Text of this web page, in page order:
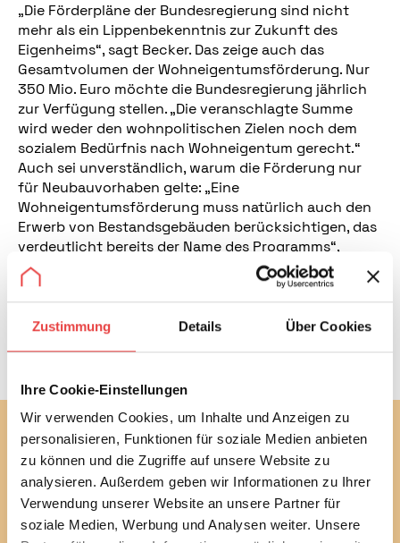
Zustimmung Details Über Cookies
Ihre Cookie-Einstellungen
Wir verwenden Cookies, um Inhalte und Anzeigen zu
personalisieren, Funktionen für soziale Medien anbieten
zu können und die Zugriffe auf unsere Website zu
analysieren. Außerdem geben wir Informationen zu Ihrer
Verwendung unserer Website an unsere Partner für
soziale Medien, Werbung und Analysen weiter. Unsere
„Die Förderpläne der Bundesregierung sind nicht
mehr als ein Lippenbekenntnis zur Zukunft des
Eigenheims“, sagt Becker. Das zeige auch das
Gesamtvolumen der Wohneigentumsförderung. Nur
350 Mio. Euro möchte die Bundesregierung jährlich
zur Verfügung stellen. „Die veranschlagte Summe
wird weder den wohnpolitischen Zielen noch dem
sozialem Bedürfnis nach Wohneigentum gerecht.“
Auch sei unverständlich, warum die Förderung nur
für Neubauvorhaben gelte: „Eine
Wohneigentumsförderung muss natürlich auch den
Erwerb von Bestandsgebäuden berücksichtigen, das
verdeutlicht bereits der Name des Programms“,
merkt Becker an.
Der Rückgang der Wohneigentumsbildung wird unter
diesen Fördervoraussetzungen nicht aufgehalten
Abonnieren Sie jetzt unseren
kostenlosen Newsletter
Mit unserem monatlichen Newsletter bleiben Sie bei
bautechnischen und baurechtlichen
Verbraucherthemen immer auf dem Laufenden.